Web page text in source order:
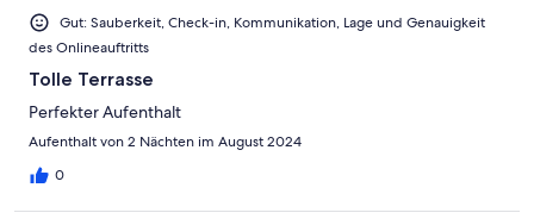
Gut: Sauberkeit, Check-in, Kommunikation, Lage und Genauigkeit
des Onlineauftritts
Tolle Terrasse
Perfekter Aufenthalt
Aufenthalt von 2 Nächten im August 2024
0